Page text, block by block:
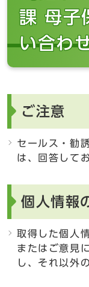
課 母子
い合わ
ご注意
セールス・勧
は、回答して
個人情報
取得した個人
またはご意見
し、それ以外